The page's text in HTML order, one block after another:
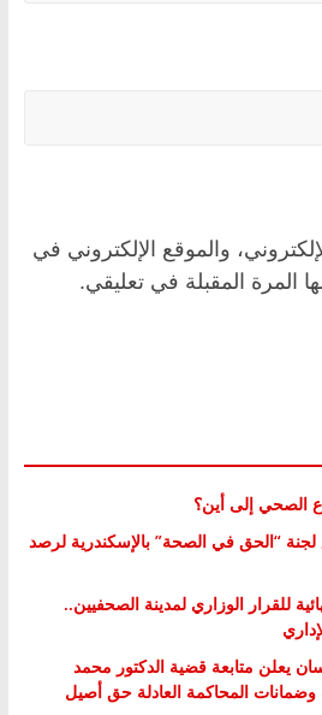
والموقع الإلكتروني في
المرة المقبلة في تعليقي.
الصحي إلى أين؟
“الحق في الصحة” بالإسكندرية لرصد
للقرار الوزاري لمدينة الصحفيين..
يعلن متابعة قضية الدكتور محمد
وضمانات المحاكمة العادلة حق أصيل